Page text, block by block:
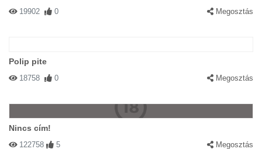
19902 0 Megosztás
Polip pite
18758 0 Megosztás
Nincs cím!
122758 5 Megosztás